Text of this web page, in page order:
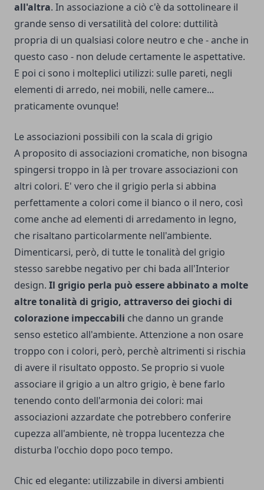
all'altra. In associazione a ciò c'è da sottolineare il
grande senso di versatilità del colore: duttilità
propria di un qualsiasi colore neutro e che - anche in
questo caso - non delude certamente le aspettative.
E poi ci sono i molteplici utilizzi: sulle pareti, negli
elementi di arredo, nei mobili, nelle camere...
praticamente ovunque!
Le associazioni possibili con la scala di grigio
A proposito di associazioni cromatiche, non bisogna
spingersi troppo in là per trovare associazioni con
altri colori. E' vero che il grigio perla si abbina
perfettamente a colori come il bianco o il nero, così
come anche ad elementi di arredamento in legno,
che risaltano particolarmente nell'ambiente.
Dimenticarsi, però, di tutte le tonalità del grigio
stesso sarebbe negativo per chi bada all'Interior
design. Il grigio perla può essere abbinato a molte
altre tonalità di grigio, attraverso dei giochi di
colorazione impeccabili che danno un grande
senso estetico all'ambiente. Attenzione a non osare
troppo con i colori, però, perchè altrimenti si rischia
di avere il risultato opposto. Se proprio si vuole
associare il grigio a un altro grigio, è bene farlo
tenendo conto dell'armonia dei colori: mai
associazioni azzardate che potrebbero conferire
cupezza all'ambiente, nè troppa lucentezza che
disturba l'occhio dopo poco tempo.
Chic ed elegante: utilizzabile in diversi ambienti